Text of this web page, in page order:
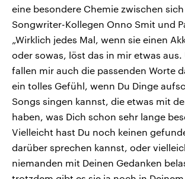
eine besondere Chemie zwischen
Songwriter-Kollegen Onno Smit und
„Wirklich jedes Mal, wenn sie einen
oder sowas, löst das in mir etwas
fallen mir auch die passenden Worte
ein tolles Gefühl, wenn Du Dinge
Songs singen kannst, die etwas mit
haben, was Dich schon sehr lange
Vielleicht hast Du noch keinen
darüber sprechen kannst, oder
niemanden mit Deinen Gedanken